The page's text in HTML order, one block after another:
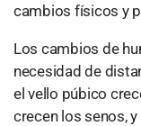
cambios físicos y
Los cambios de
necesidad de
el vello púbico
crecen los senos,